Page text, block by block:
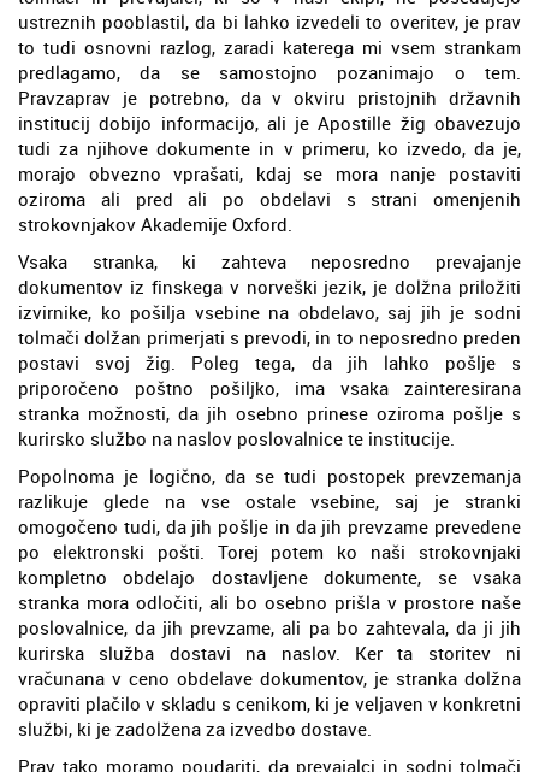
ustreznih pooblastil, da bi lahko izvedeli to overitev, je prav
to tudi osnovni razlog, zaradi katerega mi vsem strankam
predlagamo, da se samostojno pozanimajo o tem.
Pravzaprav je potrebno, da v okviru pristojnih državnih
institucij dobijo informacijo, ali je Apostille žig obavezujo
tudi za njihove dokumente in v primeru, ko izvedo, da je,
morajo obvezno vprašati, kdaj se mora nanje postaviti
oziroma ali pred ali po obdelavi s strani omenjenih
strokovnjakov Akademije Oxford.
Vsaka stranka, ki zahteva neposredno prevajanje
dokumentov iz finskega v norveški jezik, je dolžna priložiti
izvirnike, ko pošilja vsebine na obdelavo, saj jih je sodni
tolmači dolžan primerjati s prevodi, in to neposredno preden
postavi svoj žig. Poleg tega, da jih lahko pošlje s
priporočeno poštno pošiljko, ima vsaka zainteresirana
stranka možnosti, da jih osebno prinese oziroma pošlje s
kurirsko službo na naslov poslovalnice te institucije.
Popolnoma je logično, da se tudi postopek prevzemanja
razlikuje glede na vse ostale vsebine, saj je stranki
omogočeno tudi, da jih pošlje in da jih prevzame prevedene
po elektronski pošti. Torej potem ko naši strokovnjaki
kompletno obdelajo dostavljene dokumente, se vsaka
stranka mora odločiti, ali bo osebno prišla v prostore naše
poslovalnice, da jih prevzame, ali pa bo zahtevala, da ji jih
kurirska služba dostavi na naslov. Ker ta storitev ni
vračunana v ceno obdelave dokumentov, je stranka dolžna
opraviti plačilo v skladu s cenikom, ki je veljaven v konkretni
službi, ki je zadolžena za izvedbo dostave.
Prav tako moramo poudariti, da prevajalci in sodni tolmači